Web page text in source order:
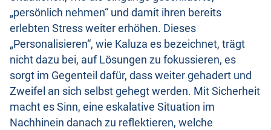
„persönlich nehmen“ und damit ihren bereits
erlebten Stress weiter erhöhen. Dieses
„Personalisieren“, wie Kaluza es bezeichnet, trägt
nicht dazu bei, auf Lösungen zu fokussieren, es
sorgt im Gegenteil dafür, dass weiter gehadert und
Zweifel an sich selbst gehegt werden. Mit Sicherheit
macht es Sinn, eine eskalative Situation im
Nachhinein danach zu reflektieren, welche